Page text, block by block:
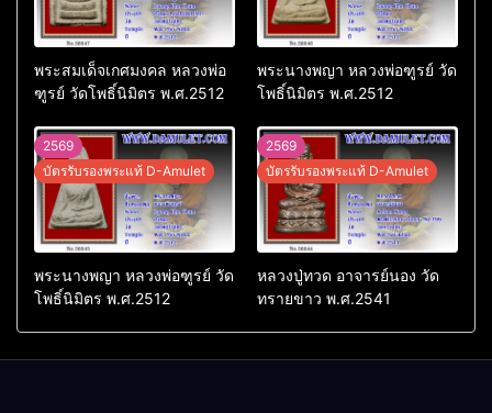
พระสมเด็จเกศมงคล หลวงพ่อ
ฑูรย์ วัดโพธิ์นิมิตร พ.ศ.2512
พระนางพญา หลวงพ่อฑูรย์ วัด
โพธิ์นิมิตร พ.ศ.2512
2569
บัตรรับรองพระแท้ D-Amulet
พระนางพญา หลวงพ่อฑูรย์ วัด
โพธิ์นิมิตร พ.ศ.2512
2569
บัตรรับรองพระแท้ D-Amulet
หลวงปู่ทวด อาจารย์นอง วัด
ทรายขาว พ.ศ.2541